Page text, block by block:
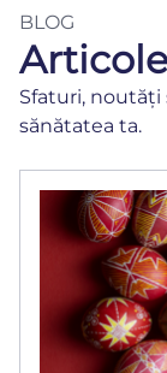
BLOG
Sfaturi,
sănătatea ta.